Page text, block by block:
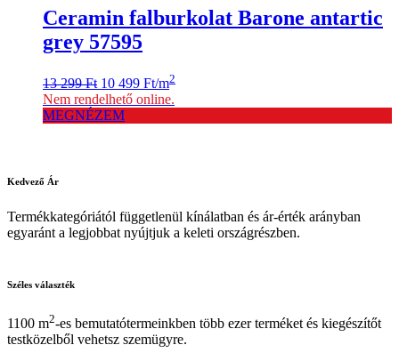
Ceramin falburkolat Barone antartic
grey 57595
13 299Ft Original
price
was:
13
10 499 FtCurrent
price
is:
10
/m2
Nem rendelhető online.
MEGNÉZEM
Kedvező Ár
Termékkategóriától függetlenül kínálatban és ár-érték arányban
egyaránt a legjobbat nyújtjuk a keleti országrészben.
Széles választék
1100 m2-es bemutatótermeinkben több ezer terméket és kiegészítőt
testközelből vehetsz szemügyre.